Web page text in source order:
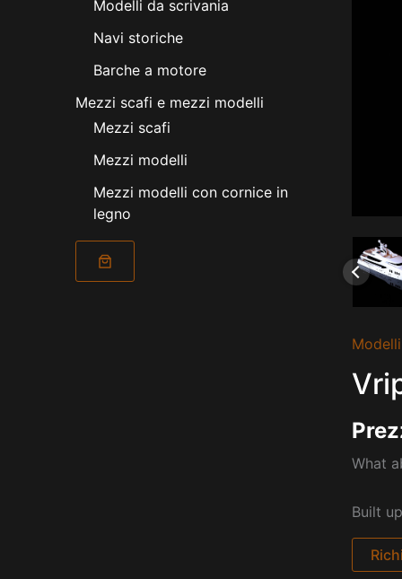
Modelli da scrivania
Navi storiche
Barche a motore
Mezzi scafi e mezzi modelli
Mezzi scafi
Mezzi modelli
Mezzi modelli con cornice in
legno
What
Built